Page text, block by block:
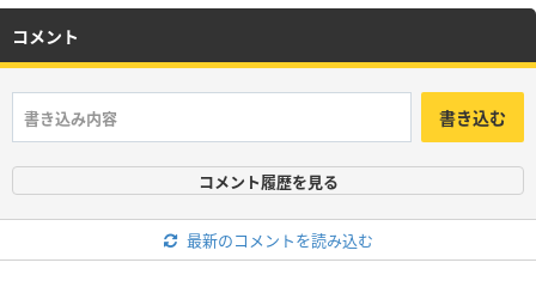
コメント
書き込む
コメント履歴を見る
最新のコメントを読み込む